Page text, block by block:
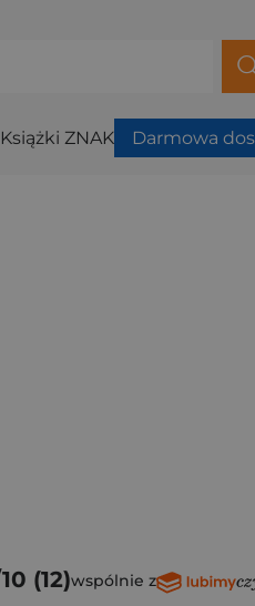
Książki ZNAK Darmowa
(12)wspólnie z